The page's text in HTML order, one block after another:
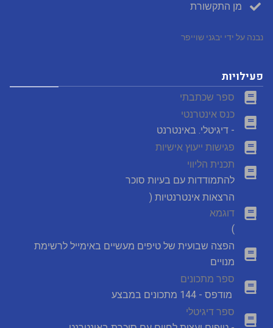
מן התקשורת
נבנה על ידי יבגני שוייפר
פעילויות
ספר שכתבתי
כנס אינטרנטי
- דיגיטלי. באינטרנט
פגישות ייעוץ אישיות
תכנית הליווי
להתמודדות עם בעיות סוכר
הרצאות אינטרנטיות (
דוגמא
)
הפצה שבועית של טיפים מעשיים באימייל לרשימת
מנויים
ספר מתכונים
מודפס - 144 מתכונים במבצע
ספר דיגיטלי